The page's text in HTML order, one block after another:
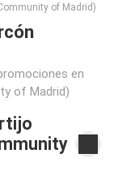
of Madrid)
en
of Madrid)